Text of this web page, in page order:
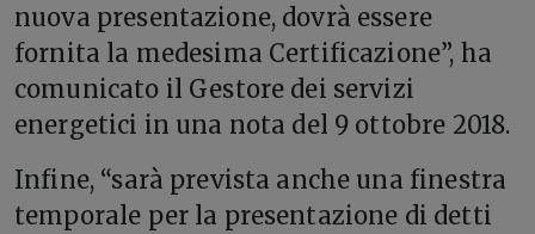
nuova presentazione, dovrà essere
fornita la medesima Certificazione”, ha
comunicato il Gestore dei servizi
energetici in una nota del 9 ottobre 2018.
Infine, “sarà prevista anche una finestra
temporale per la presentazione di detti